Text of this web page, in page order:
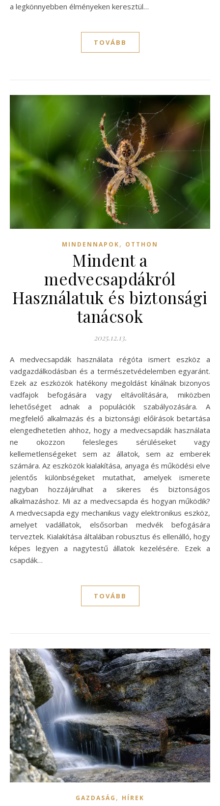
a legkönnyebben élményeken keresztül…
TOVÁBB
MINDENNAPOK, OTTHON
Mindent a
medvecsapdákról
Használatuk és biztonsági
tanácsok
2025.12.13.
A medvecsapdák használata régóta ismert eszköz a
vadgazdálkodásban és a természetvédelemben egyaránt.
Ezek az eszközök hatékony megoldást kínálnak bizonyos
vadfajok befogására vagy eltávolítására, miközben
lehetőséget adnak a populációk szabályozására. A
megfelelő alkalmazás és a biztonsági előírások betartása
elengedhetetlen ahhoz, hogy a medvecsapdák használata
ne okozzon felesleges sérüléseket vagy
kellemetlenségeket sem az állatok, sem az emberek
számára. Az eszközök kialakítása, anyaga és működési elve
jelentős különbségeket mutathat, amelyek ismerete
nagyban hozzájárulhat a sikeres és biztonságos
alkalmazáshoz. Mi az a medvecsapda és hogyan működik?
A medvecsapda egy mechanikus vagy elektronikus eszköz,
amelyet vadállatok, elsősorban medvék befogására
terveztek. Kialakítása általában robusztus és ellenálló, hogy
képes legyen a nagytestű állatok kezelésére. Ezek a
csapdák…
TOVÁBB
GAZDASÁG , HÍREK